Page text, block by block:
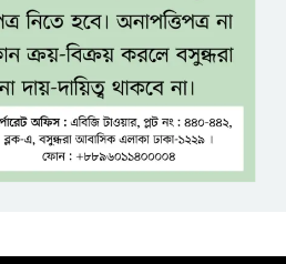
ও সম্মাননা
সাড়ে ৩ হাজার এতিম ও
মাদরাসাশিক্ষার্থীর খাবারের
আয়োজন করলেন প্রতিমন্ত্রী টুকু